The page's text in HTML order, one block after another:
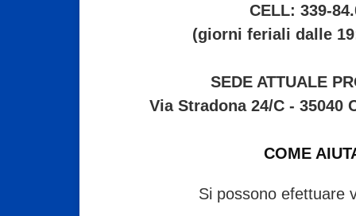
CELL: 339-
(giorni feriali dalle
SEDE ATTUALE
Via Stradona 24/C - 35040
COME
Si possono efettuare